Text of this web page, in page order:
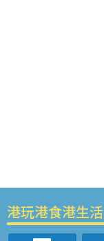
港玩港食港生活